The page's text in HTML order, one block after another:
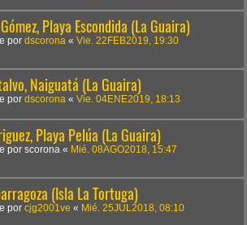
Playa Escondida (La Guaira)
por dscorona « Vie. 22FEB2019, 19:30
Naiguatá (La Guaira)
por dscorona « Vie. 04ENE2019, 18:13
Playa Pelúa (La Guaira)
por scorona « Mié. 08AGO2018, 15:47
(Isla La Tortuga)
por cjg2001ve « Mié. 25JUL2018, 08:10